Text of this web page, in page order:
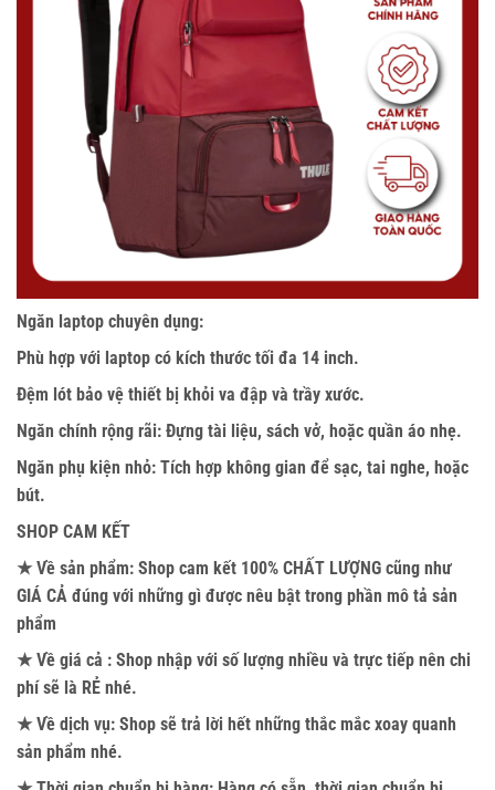
Ngăn laptop chuyên dụng:
Phù hợp với laptop có kích thước tối đa 14 inch.
Đệm lót bảo vệ thiết bị khỏi va đập và trầy xước.
Ngăn chính rộng rãi: Đựng tài liệu, sách vở, hoặc quần áo nhẹ.
Ngăn phụ kiện nhỏ: Tích hợp không gian để sạc, tai nghe, hoặc
bút.
SHOP CAM KẾT
★ Về sản phẩm: Shop cam kết 100% CHẤT LƯỢNG cũng như
GIÁ CẢ đúng với những gì được nêu bật trong phần mô tả sản
phẩm
★ Về giá cả : Shop nhập với số lượng nhiều và trực tiếp nên chi
phí sẽ là RẺ nhé.
★ Về dịch vụ: Shop sẽ trả lời hết những thắc mắc xoay quanh
sản phẩm nhé.